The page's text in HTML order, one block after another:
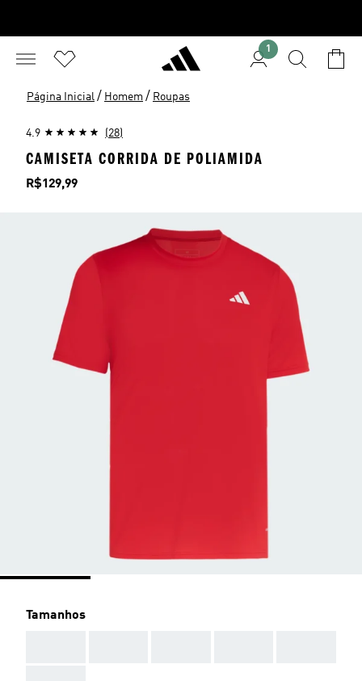
1
Página Inicial / Homem / Roupas
4.9 (28)
CAMISETA CORRIDA DE POLIAMIDA
Preço
R$129,99
Tamanhos